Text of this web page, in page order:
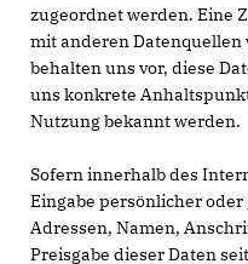
zugeordnet werden. Eine
mit anderen
behalten uns vor, diese
uns konkrete
Nutzung bekannt werden.
Sofern innerhalb des
Eingabe persönlicher
Adressen, Namen,
Preisgabe dieser Daten